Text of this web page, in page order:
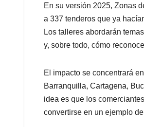
En su versión 2025, Zonas
a 337 tenderos que ya
Los talleres abordarán
y, sobre todo, cómo
El impacto se concentrará
Barranquilla, Cartagena,
idea es que los
convertirse en un ejemplo